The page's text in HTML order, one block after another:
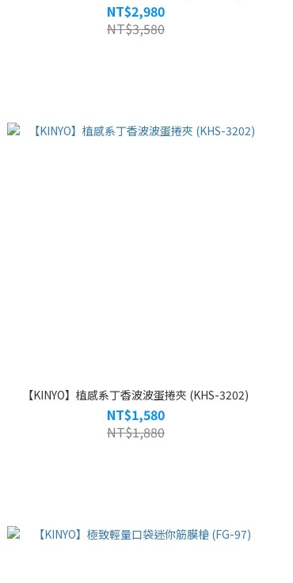
NT$2,980
NT$3,580
【KINYO】植感系丁香波波蛋捲夾 (KHS-3202)
NT$1,580
NT$1,880